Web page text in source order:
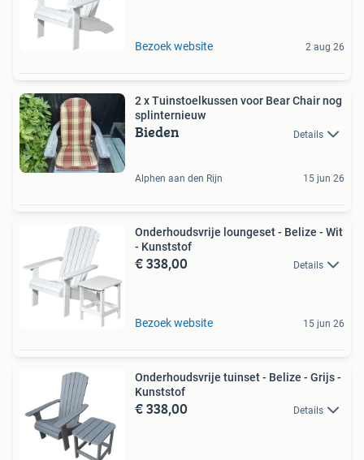
Bezoek website 2 aug 26
2 x Tuinstoelkussen voor Bear Chair nog
splinternieuw
Bieden Details
Alphen aan den Rijn 15 jun 26
Onderhoudsvrije loungeset - Belize - Wit
- Kunststof
€ 338,00 Details
Bezoek website 15 jun 26
Onderhoudsvrije tuinset - Belize - Grijs -
Kunststof
€ 338,00 Details